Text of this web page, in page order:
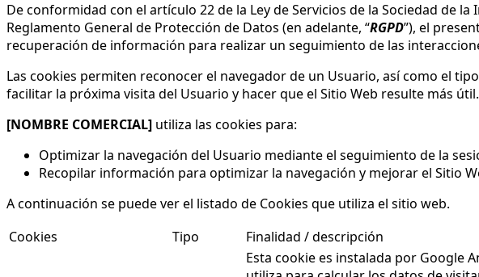
De conformidad con el artículo 22 de la Ley de Servicios de la Sociedad de
Reglamento General de Protección de Datos (en adelante, “RGPD”), el
recuperación de información para realizar un seguimiento de las
Las cookies permiten reconocer el navegador de un Usuario, así como el
facilitar la próxima visita del Usuario y hacer que el Sitio Web resulte más útil.
[NOMBRE COMERCIAL] utiliza las cookies para:
Optimizar la navegación del Usuario mediante el seguimiento de la
Recopilar información para optimizar la navegación y mejorar el Sitio
A continuación se puede ver el listado de Cookies que utiliza el sitio web.
Cookies
Tipo Finalidad / descripción
Esta cookie es instalada por Google